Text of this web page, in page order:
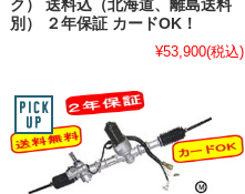
ク） 送料込（北海道、離島送料
別） ２年保証 カードOK！
¥53,900(税込)